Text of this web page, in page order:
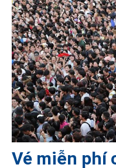
Vé miễn phí